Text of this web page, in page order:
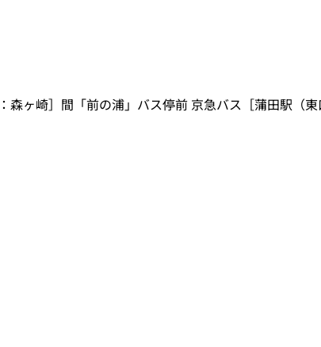
ヶ崎］間「前の浦」バス停前 京急バス［蒲田駅（